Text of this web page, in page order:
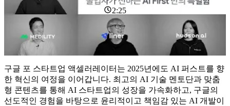
2:25
구글 포 스타트업 액셀러레이터는 2025년에도 AI 퍼스트를 향
한 혁신의 여정을 이어갑니다. 최고의 AI 기술 멘토단과 맞춤
형 콘텐츠를 통해 AI 스타트업의 성장을 가속화하고, 구글의
선도적인 경험을 바탕으로 윤리적이고 책임감 있는 AI 개발이